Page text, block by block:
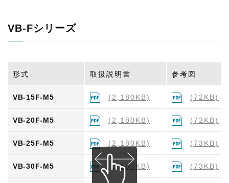
VB-Fシリーズ
形式 取扱説明書 参考図
VB-15F-M5 (2,180KB) (72KB)
VB-20F-M5 (2,180KB) (72KB)
VB-25F-M5 (2,180KB) (73KB)
VB-30F-M5 (2,180KB) (73KB)